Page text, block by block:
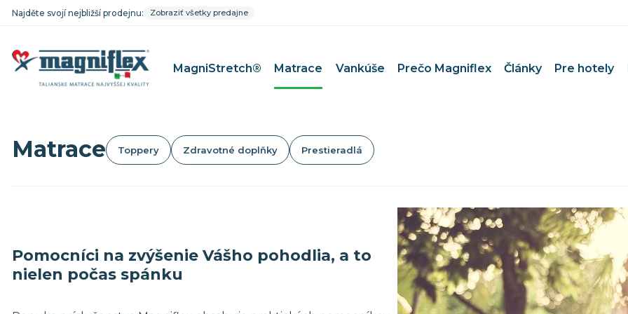
Najděte svojí nejbližší prodejnu: Zobraziť všetky predajne
MagniStretch® Matrace
MagniFico
Baby Line
Matrace pre pár
Matrace pri artróze a
Pre dlhodobo pripútaných
Termoregulačné matrace
Prevencia a zdravie
Mäkké matrace
Matrace 90×200 cm
Čistenie poťahov Magniflex
Vankúše Prečo Magniflex Články Pre hotely
Matrace Toppery Zdravotné doplňky Prestieradlá
Pomocníci na zvýšenie Vášho pohodlia, a to
nielen počas spánku